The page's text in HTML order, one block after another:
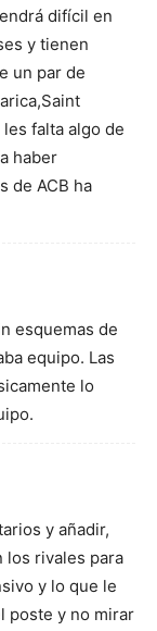
difícil en
y tienen
un par de
falta algo de
haber
de ACB ha
esquemas de
equipo. Las
lo
y añadir,
los rivales para
y lo que le
poste y no mirar